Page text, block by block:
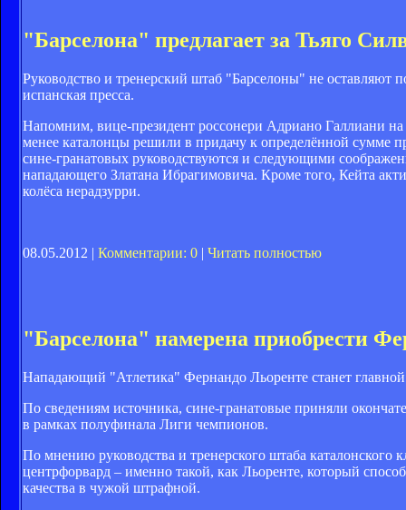
"Барселона" предлагает за Тьяго
Руководство и тренерский штаб "Барселоны" не оставляют
испанская пресса.
Напомним, вице-президент россонери Адриано Галлиани на
менее каталонцы решили в придачу к определённой сумме
сине-гранатовых руководствуются и следующими
нападающего Златана Ибрагимовича. Кроме того, Кейта
колёса нерадзурри.
08.05.2012 | Комментарии: 0 | Читать полностью
"Барселона" намерена приобрести
Нападающий "Атлетика" Фернандо Льоренте станет
По сведениям источника, сине-гранатовые приняли
в рамках полуфинала Лиги чемпионов.
По мнению руководства и тренерского штаба каталонского
центрфорвард – именно такой, как Льоренте, который
качества в чужой штрафной.